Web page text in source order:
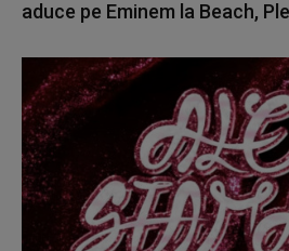
aduce pe Eminem la Beach,